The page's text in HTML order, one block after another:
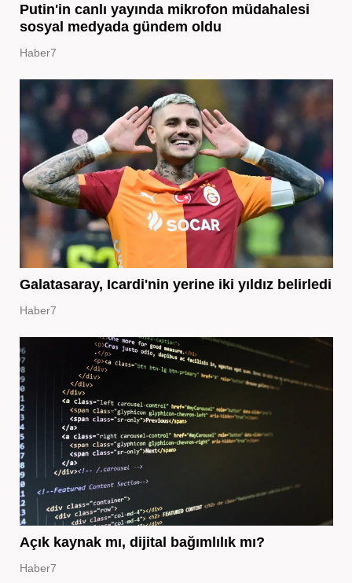
Putin'in canlı yayında mikrofon müdahalesi
sosyal medyada gündem oldu
Haber7
Galatasaray, Icardi'nin yerine iki yıldız belirledi
Haber7
Açık kaynak mı, dijital bağımlılık mı?
Haber7